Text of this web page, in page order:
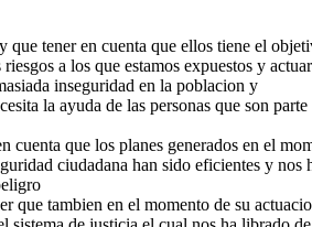
que tener en cuenta que ellos tiene el
a los que estamos expuestos y actuar
inseguridad en la poblacion y
la ayuda de las personas que son parte
cuenta que los planes generados en el
ciudadana han sido eficientes y nos
que tambien en el momento de su